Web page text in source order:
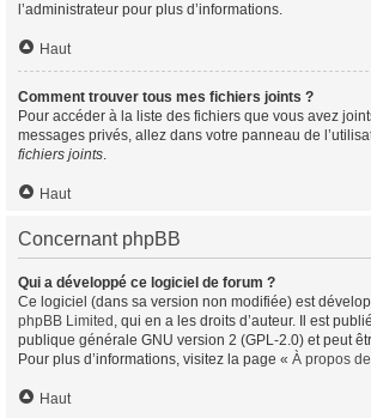
l’administrateur pour plus d’informations.
Haut
Comment trouver tous mes fichiers joints ?
Pour accéder à la liste des fichiers que vous avez
messages privés, allez dans votre panneau de
fichiers joints.
Haut
Concernant phpBB
Qui a développé ce logiciel de forum ?
Ce logiciel (dans sa version non modifiée) est
phpBB Limited , qui en a les droits d’auteur. Il est
publique générale GNU version 2 (GPL-2.0) et peut
Pour plus d’informations, visitez la page « À propos
Haut